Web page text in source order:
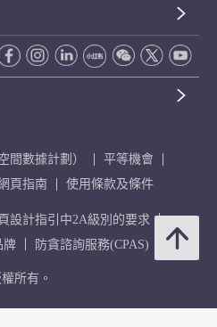
間數據計劃）
平等機會
頁指南 使用條款及條件
設計指引中2A級別的要求
牌 防貪諮詢服務(CPAS)
所有。